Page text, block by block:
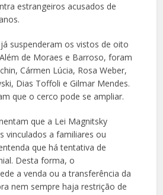
estrangeiros acusados de
suspenderam os vistos de oito
de Moraes e Barroso, foram
Cármen Lúcia, Rosa Weber,
Dias Toffoli e Gilmar Mendes.
que o cerco pode se ampliar.
que a Lei Magnitsky
vinculados a familiares ou
que há tentativa de
Desta forma, o
a venda ou a transferência da
nem sempre haja restrição de